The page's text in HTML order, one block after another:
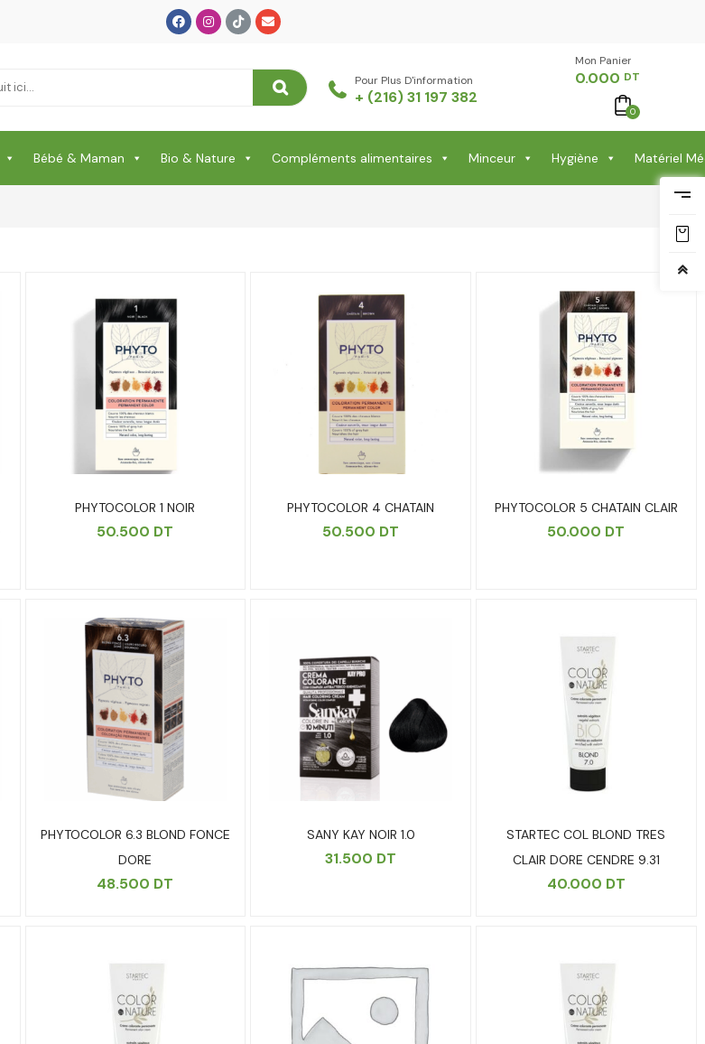
Pour Plus D'information
+ (216) 31 197 382
Mon Panier -
0.000 DT
0
Bébé & Maman Bio & Nature Compléments alimentaires Minceur Hygiène Matériel
PHYTOCOLOR 1 NOIR
50.500 DT
PHYTOCOLOR 4 CHATAIN
50.500 DT
PHYTOCOLOR 5 CHATAIN CLAIR
50.000 DT
PHYTOCOLOR 6.3 BLOND FONCE
DORE
48.500 DT
SANY KAY NOIR 1.0
31.500 DT
STARTEC COL BLOND TRES
CLAIR DORE CENDRE 9.31
40.000 DT